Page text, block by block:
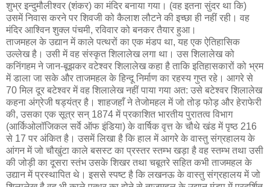
शुभ्र इन्दुमौलीश्‍वर (शंकर) का मंदिर बनाया गया। (वह इतना सुंदर था कि)
उसमें निवास करने पर शिवजी को कैलाश लौटने की इच्छा ही नहीं रही। वह
मंदिर आश्‍विन शुक्ल पंचमी, रविवार को बनकर तैयार हुआ।
ताजमहल के उद्यान में काले पत्थरों का एक मंडप था, यह एक ऐतिहासिक
उल्लेख है। उसी में वह संस्कृत शिलालेख लगा था। उस शिलालेख को
कनिंगहम ने जान-बूझकर वटेश्वर शिलालेख कहा है ताकि इतिहासकारों को भ्रम
में डाला जा सके और ताजमहल के हिन्दू निर्माण का रहस्य गुप्त रहे। आगरे से
70 मिल दूर बटेश्वर में वह शिलालेख नहीं पाया गया अत: उसे बटेश्वर शिलालेख
कहना अंग्रेजी षड्‍यंत्र है। शाहजहाँ ने तेजोमहल में जो तोड़ फोड़ और हेराफेरी
की, उसका एक सूत्र सन् 1874 में प्रकाशित भारतीय पुरातत्व विभाग
(आर्किओलॉजिकल सर्वे ऑफ इंडिया) के वार्षिक वृत्त के चौथे खंड में पृष्ठ 216
से 17 पर अंकित है। उसमें लिखा है कि हाल में आगरे के वास्तु संग्रहालय के
आंगन में जो चौखुंटा काले बसस्ट का प्रस्तर स्तम्भ खड़ा है वह स्तम्भ तथा उसी
की जोड़ी का दूसरा स्तंभ उसके शिखर तथा चबूतरे सहित कभी ताजमहल के
उद्यान में प्रस्थापित थे। इससे स्पष्ट है कि लखनऊ के वास्तु संग्रहालय में जो